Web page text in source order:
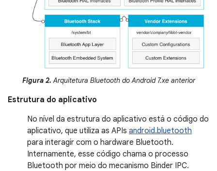
Figura 2. Arquitetura Bluetooth do Android 7.xe anterior
Estrutura do aplicativo
No nível da estrutura do aplicativo está o código do
aplicativo, que utiliza as APIs android.bluetooth
para interagir com o hardware Bluetooth.
Internamente, esse código chama o processo
Bluetooth por meio do mecanismo Binder IPC.